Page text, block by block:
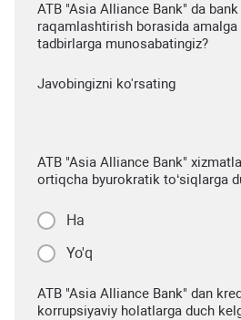
ATB "Asia Alliance Bank" da
raqamlashtirish borasida
tadbirlarga munosabatingiz?
Javobingizni ko'rsating
ATB "Asia Alliance Bank"
ortiqcha byurokratik to‘siqlarga
Ha
Yo'q
ATB "Asia Alliance Bank" dan
korrupsiyaviy holatlarga duch